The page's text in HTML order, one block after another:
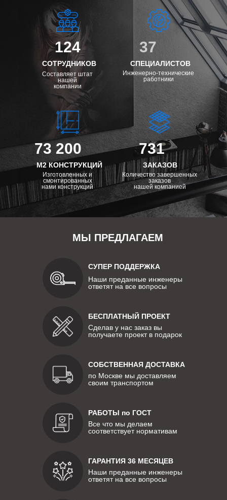
124
СОТРУДНИКОВ
Составляет штат
нашей
компании
73 200
М2 КОНСТРУКЦИЙ
Изготовленных и
смонтированных
нами конструкций
731
ЗАКАЗОВ
Количество завершенных
заказов
нашей компанией
37
СПЕЦИАЛИСТОВ
Инженерно-технические
работники
МЫ ПРЕДЛАГАЕМ
СУПЕР ПОДДЕРЖКА
Наши преданные инженеры
ответят на все вопросы
БЕСПЛАТНЫЙ ПРОЕКТ
Сделав у нас заказ вы
получаете проект в подарок
СОБСТВЕННАЯ ДОСТАВКА
по Москве мы доставляем
своим транспортом
РАБОТЫ по ГОСТ
Все что мы делаем
соответствует нормативам
ГАРАНТИЯ 36 МЕСЯЦЕВ
Наши преданные инженеры
ответят на все вопросы